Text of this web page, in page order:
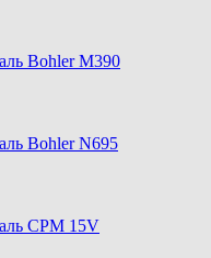
Bohler M390
Bohler N695
CPM 15V